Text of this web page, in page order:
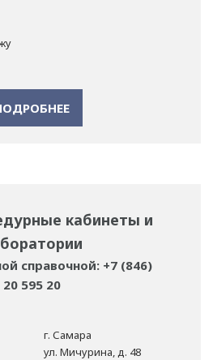
кабинеты и
справочной: +7 (846)
20 595 20
г. Самара
ул. Мичурина, д. 48